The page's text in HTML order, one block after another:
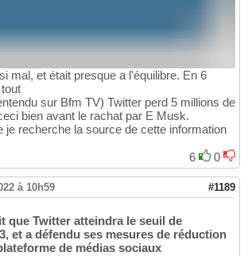
mal, et était presque a l'équilibre. En 6
sur Bfm TV) Twitter perd 5 millions de
bien avant le rachat par E Musk.
je recherche la source de cette information
6
0
à 10h59 #1189
que Twitter atteindra le seuil de
et a défendu ses mesures de réduction
de médias sociaux